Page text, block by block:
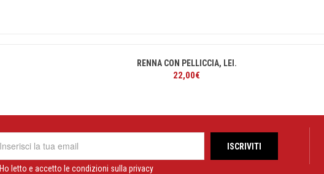
RENNA CON PELLICCIA, LEI.
22,00€
Ho letto e accetto le condizioni sulla privacy